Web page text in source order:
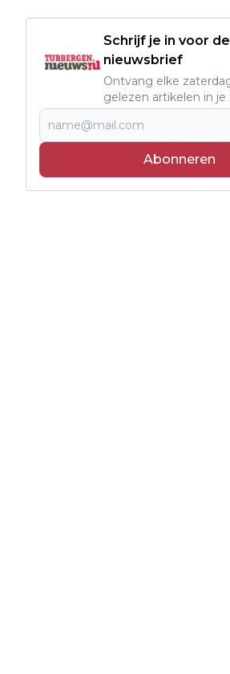
Schrijf je in voor
nieuwsbrief
Ontvang elke
gelezen artikelen in je
Abonneren